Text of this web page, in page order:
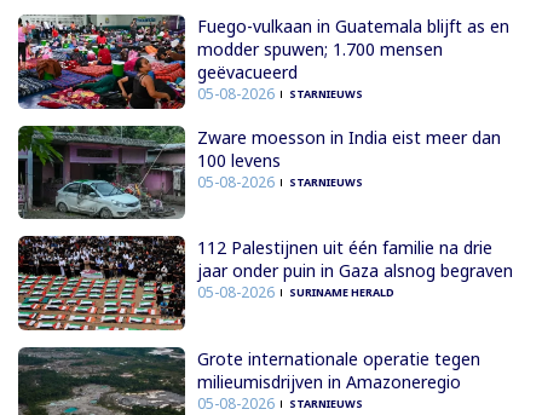
Fuego-vulkaan in Guatemala blijft as en
modder spuwen; 1.700 mensen
geëvacueerd
05-08-2026 STARNIEUWS
Zware moesson in India eist meer dan
100 levens
05-08-2026 STARNIEUWS
112 Palestijnen uit één familie na drie
jaar onder puin in Gaza alsnog begraven
05-08-2026 SURINAME HERALD
Grote internationale operatie tegen
milieumisdrijven in Amazoneregio
05-08-2026 STARNIEUWS